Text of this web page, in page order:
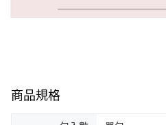
商品規格